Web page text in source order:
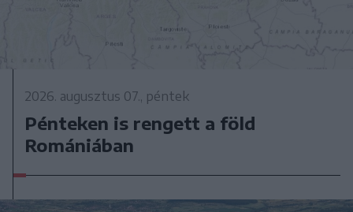
2026. augusztus 07., péntek
Pénteken is rengett a föld
Romániában